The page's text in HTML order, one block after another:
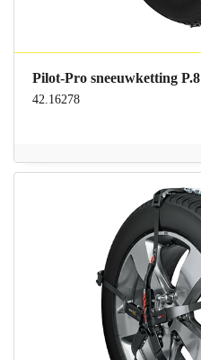
Pilot-Pro sneeuwketting P.8
42.16278